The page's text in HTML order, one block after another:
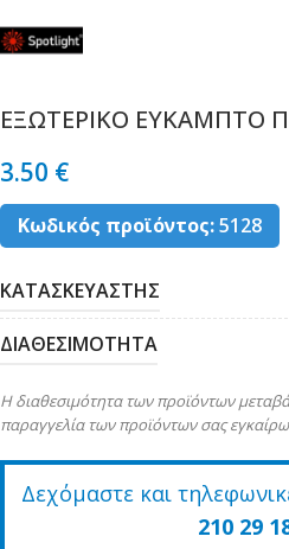
ΕΞΩΤΕΡΙΚΟ ΕΥΚΑΜΠΤΟ
3.50 €
Κωδικός προϊόντος:5128
ΚΑΤΑΣΚΕΥΑΣΤΗΣ
ΔΙΑΘΕΣΙΜΟΤΗΤΑ
Η διαθεσιμότητα των προϊόντων
παραγγελία των προϊόντων σας
Δεχόμαστε και
210 29